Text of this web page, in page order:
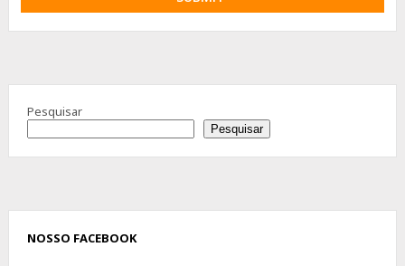
Pesquisar
Pesquisar
NOSSO FACEBOOK